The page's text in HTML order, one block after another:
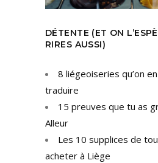
DÉTENTE (ET ON
RIRES AUSSI)
8 liégeoiseries qu’on
traduire
15 preuves que tu as
Alleur
Les 10 supplices de
acheter à Liège